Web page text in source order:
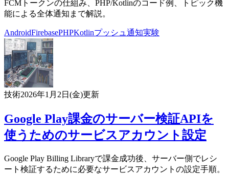
FCMトークンの仕組み、PHP/Kotlinのコード例、トピック機
能による全体通知まで解説。
AndroidFirebasePHPKotlinプッシュ通知実験
技術2026年1月2日(金)更新
Google Play課金のサーバー検証APIを
使うためのサービスアカウント設定
Google Play Billing Libraryで課金成功後、サーバー側でレシ
ート検証するために必要なサービスアカウントの設定手順。